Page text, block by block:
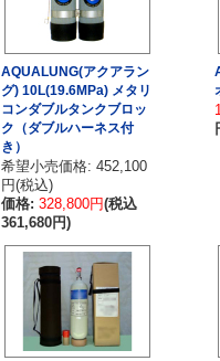
AQUALUNG(アクアラン
グ) 10L(19.6MPa) メタリ
コンダブルタンクブロッ
ク（ダブルハーネス付
き）
希望小売価格: 452,100
円(税込)
価格: 328,800円(税込
361,680円)